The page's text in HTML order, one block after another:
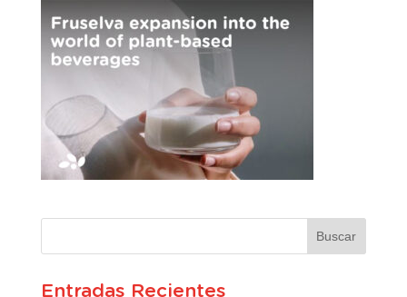
Entradas Recientes